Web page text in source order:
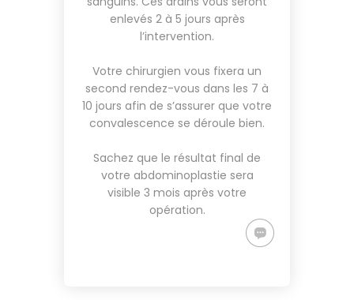
enlevés 2 à 5 jours après
l’intervention.
Votre chirurgien vous fixera un
second rendez-vous dans les 7 à
10 jours afin de s’assurer que votre
convalescence se déroule bien.
Sachez que le résultat final de
votre abdominoplastie sera
visible 3 mois après votre
opération.